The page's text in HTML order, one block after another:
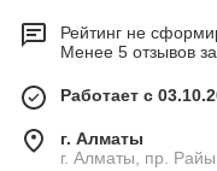
Рейтинг не
Менее 5 отзывов
Работает с
г. Алматы
г. Алматы, пр.